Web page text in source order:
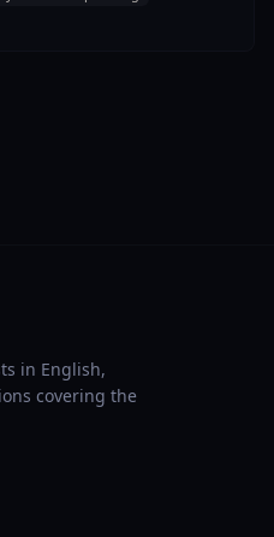
in English,
covering the